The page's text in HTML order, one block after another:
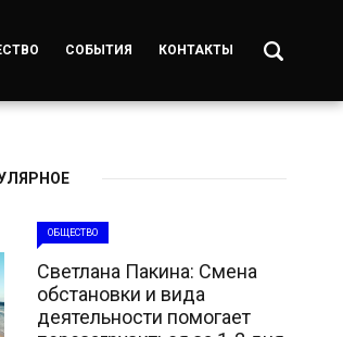
СОБЫТИЯ КОНТАКТЫ
ОБЩЕСТВО
Светлана Пакина: Смена
обстановки и вида
деятельности помогает